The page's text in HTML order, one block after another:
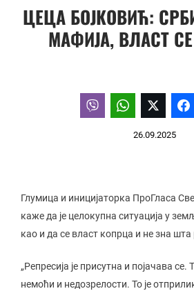
ЦЕЦА БОЈКОВИЋ:
МАФИЈА, ВЛАСТ
26.09.2025
Глумица и иницијаторка ПроГласа
каже да је целокупна ситуација у
као и да се власт копрца и не зна шта
„Репресија је присутна и појачава се.
немоћи и недозрелости. То је